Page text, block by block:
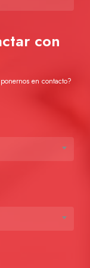
con
en contacto?